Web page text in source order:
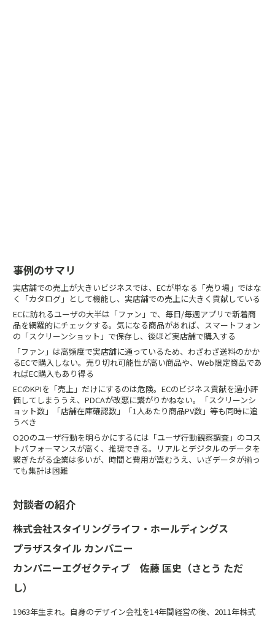
事例のサマリ
実店舗での売上が大きいビジネスでは、ECが単なる「売り場」ではな
く「カタログ」として機能し、実店舗での売上に大きく貢献している
ECに訪れるユーザの大半は「ファン」で、毎日/毎週アプリで新着商
品を網羅的にチェックする。気になる商品があれば、スマートフォン
の「スクリーンショット」で保存し、後ほど実店舗で購入する
「ファン」は高頻度で実店舗に通っているため、わざわざ送料のかか
るECで購入しない。売り切れ可能性が高い商品や、Web限定商品であ
ればEC購入もあり得る
ECのKPIを「売上」だけにするのは危険。ECのビジネス貢献を過小評
価してしまううえ、PDCAが改悪に繋がりかねない。「スクリーンシ
ョット数」「店舗在庫確認数」「1人あたり商品PV数」等も同時に追
うべき
O2Oのユーザ行動を明らかにするには「ユーザ行動観察調査」のコス
トパフォーマンスが高く、推奨できる。リアルとデジタルのデータを
繋ぎたがる企業は多いが、時間と費用が嵩むうえ、いざデータが揃っ
ても集計は困難
対談者の紹介
株式会社スタイリングライフ・ホールディングス
プラザスタイル カンパニー
カンパニーエグゼクティブ 佐藤 匡史（さとう ただ
し）
1963年生まれ。自身のデザイン会社を14年間経営の後、2011年株式